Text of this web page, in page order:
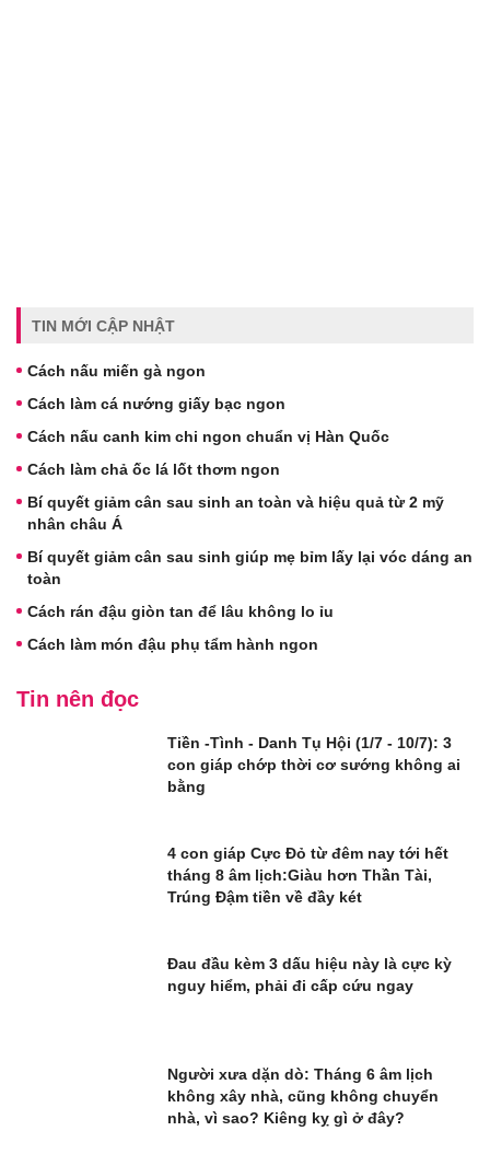
TIN MỚI CẬP NHẬT
Cách nấu miến gà ngon
Cách làm cá nướng giấy bạc ngon
Cách nấu canh kim chi ngon chuẩn vị Hàn Quốc
Cách làm chả ốc lá lốt thơm ngon
Bí quyết giảm cân sau sinh an toàn và hiệu quả từ 2 mỹ
nhân châu Á
Bí quyết giảm cân sau sinh giúp mẹ bỉm lấy lại vóc dáng an
toàn
Cách rán đậu giòn tan để lâu không lo ỉu
Cách làm món đậu phụ tẩm hành ngon
Tin nên đọc
Tiền -Tình - Danh Tụ Hội (1/7 - 10/7): 3
con giáp chớp thời cơ sướng không ai
bằng
4 con giáp Cực Đỏ từ đêm nay tới hết
tháng 8 âm lịch:Giàu hơn Thần Tài,
Trúng Đậm tiền về đầy két
Đau đầu kèm 3 dấu hiệu này là cực kỳ
nguy hiểm, phải đi cấp cứu ngay
Người xưa dặn dò: Tháng 6 âm lịch
không xây nhà, cũng không chuyển
nhà, vì sao? Kiêng kỵ gì ở đây?